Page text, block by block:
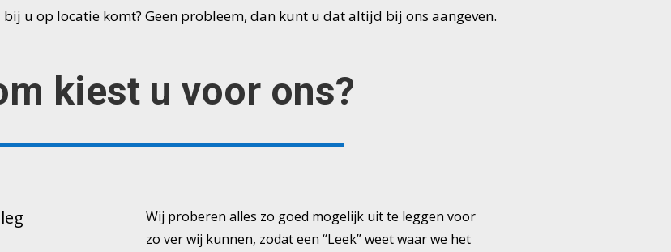
u op locatie komt? Geen probleem, dan kunt u dat altijd bij ons aangeven.
kiest u voor ons?
Wij proberen alles zo goed mogelijk uit te leggen voor
zo ver wij kunnen, zodat een “Leek” weet waar we het